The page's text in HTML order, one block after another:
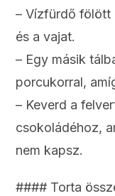
– Vízfürdő fölött
és a vajat.
– Egy másik
porcukorral,
– Keverd a
csokoládéhoz,
nem kapsz.
#### Torta